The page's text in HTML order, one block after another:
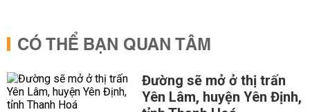
CÓ THỂ BẠN QUAN TÂM
Đường sẽ mở ở thị trấn
Yên Lâm, huyện Yên Định,